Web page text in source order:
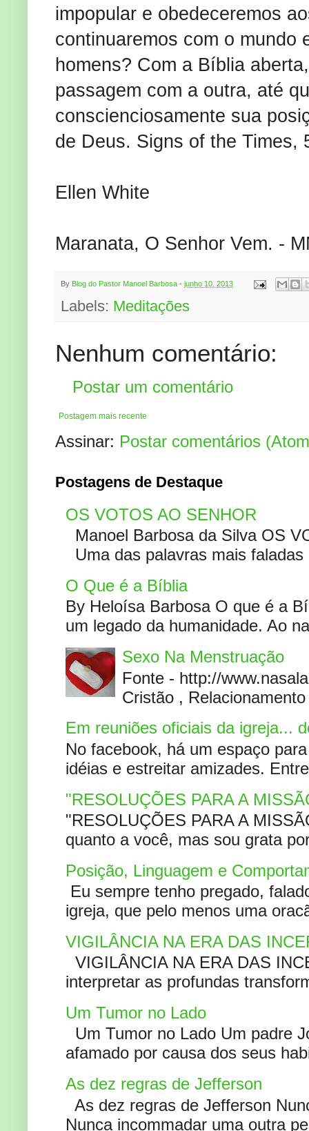
impopular e obedeceremos
continuaremos com o mundo
homens? Com a Bíblia
passagem com a outra, até
conscienciosamente sua
de Deus. Signs of the Times,
Ellen White
Maranata, O Senhor Vem. -
By Blog do Pastor Manoel Barbosa - junho 10, 2013
Labels: Meditações
Nenhum comentário:
Postar um comentário
Postagem mais recente
Assinar: Postar comentários
Postagens de Destaque
OS VOTOS AO SENHOR
Manoel Barbosa da Silva OS
Uma das palavras mais
O Que é a Bíblia
By Heloísa Barbosa O que é a
um legado da humanidade. Ao
Sexo Na Menstruação
Fonte - http://
Cristão ,
Em reuniões oficiais da igreja...
No facebook, há um espaço
idéias e estreitar amizades.
"RESOLUÇÕES PARA A
"RESOLUÇÕES PARA A
quanto a você, mas sou grata
Posição, Linguagem e
Eu sempre tenho pregado,
igreja, que pelo menos uma
VIGILÂNCIA NA ERA DAS
VIGILÂNCIA NA ERA DAS
interpretar as profundas
Um Tumor no Lado
Um Tumor no Lado Um padre
afamado por causa dos seus
As dez regras de Jefferson
As dez regras de Jefferson
Nunca incommadar uma outra